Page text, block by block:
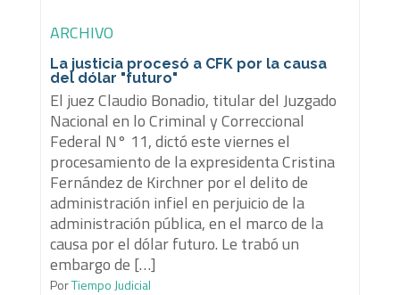
ARCHIVO
La justicia procesó a CFK por la causa
del dólar "futuro"
El juez Claudio Bonadio, titular del Juzgado
Nacional en lo Criminal y Correccional
Federal N° 11, dictó este viernes el
procesamiento de la expresidenta Cristina
Fernández de Kirchner por el delito de
administración infiel en perjuicio de la
administración pública, en el marco de la
causa por el dólar futuro. Le trabó un
embargo de […]
PorTiempo Judicial